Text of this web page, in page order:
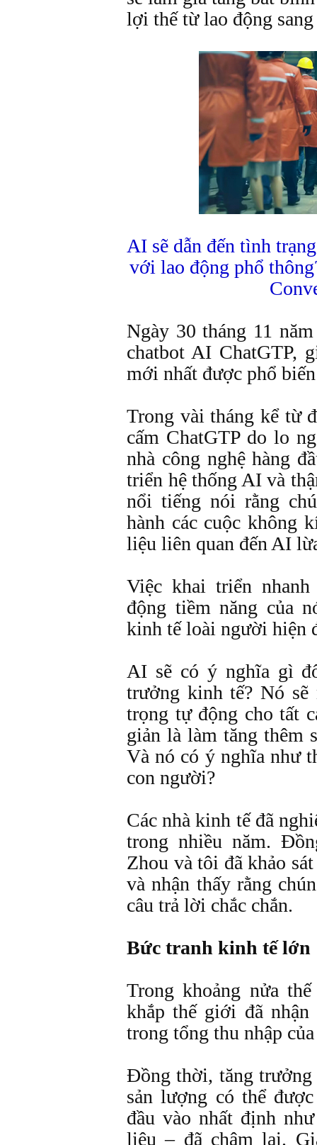
lợi thế từ lao động
AI sẽ dẫn đến tình
với lao động phổ
Ngày 30 tháng 11
chatbot AI ChatGTP,
mới nhất được phổ
Trong vài tháng kể từ
cấm ChatGTP do lo
nhà công nghệ hàng
triển hệ thống AI và
nổi tiếng nói rằng
hành các cuộc không
liệu liên quan đến AI
Việc khai triển
động tiềm năng của
kinh tế loài người hiện
AI sẽ có ý nghĩa gì
trưởng kinh tế? Nó
trọng tự động cho tất
giản là làm tăng thêm
Và nó có ý nghĩa như
con người?
Các nhà kinh tế đã
trong nhiều năm.
Zhou và tôi đã khảo
và nhận thấy rằng
câu trả lời chắc chắn.
Bức tranh kinh tế lớn
Trong khoảng nửa
khắp thế giới đã
trong tổng thu nhập
Đồng thời, tăng trưởng
sản lượng có thể
đầu vào nhất định
liệu – đã chậm lại.